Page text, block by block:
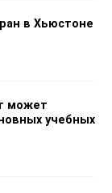
в Хьюстоне
может
учебных